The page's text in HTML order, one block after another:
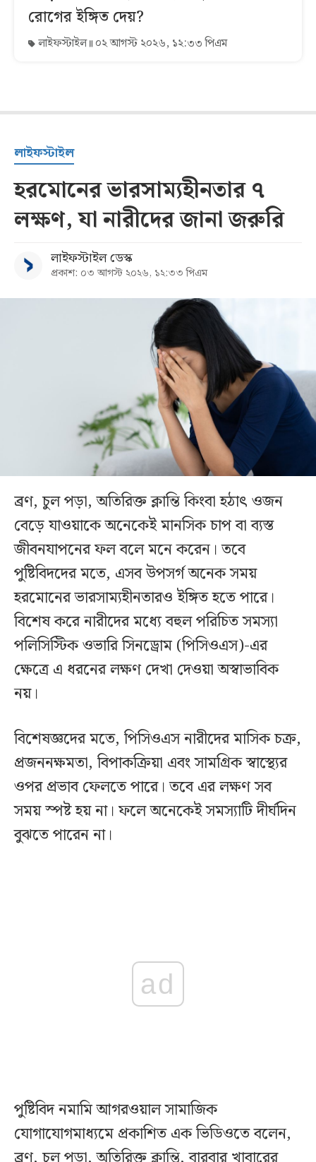
রোগের ইঙ্গিত দেয়?
লাইফস্টাইল ০২ আগস্ট ২০২৬, ১২:৩৩ পিএম
লাইফস্টাইল
হরমোনের ভারসাম্যহীনতার ৭
লক্ষণ, যা নারীদের জানা জরুরি
লাইফস্টাইল ডেস্ক
প্রকাশ: ০৩ আগস্ট ২০২৬, ১২:৩৩ পিএম
ব্রণ, চুল পড়া, অতিরিক্ত ক্লান্তি কিংবা হঠাৎ ওজন
বেড়ে যাওয়াকে অনেকেই মানসিক চাপ বা ব্যস্ত
জীবনযাপনের ফল বলে মনে করেন। তবে
পুষ্টিবিদদের মতে, এসব উপসর্গ অনেক সময়
হরমোনের ভারসাম্যহীনতারও ইঙ্গিত হতে পারে।
বিশেষ করে নারীদের মধ্যে বহুল পরিচিত সমস্যা
পলিসিস্টিক ওভারি সিনড্রোম (পিসিওএস)-এর
ক্ষেত্রে এ ধরনের লক্ষণ দেখা দেওয়া অস্বাভাবিক
নয়।
বিশেষজ্ঞদের মতে, পিসিওএস নারীদের মাসিক চক্র,
প্রজননক্ষমতা, বিপাকক্রিয়া এবং সামগ্রিক স্বাস্থ্যের
ওপর প্রভাব ফেলতে পারে। তবে এর লক্ষণ সব
সময় স্পষ্ট হয় না। ফলে অনেকেই সমস্যাটি দীর্ঘদিন
বুঝতে পারেন না।
ad
পুষ্টিবিদ নমামি আগরওয়াল সামাজিক
যোগাযোগমাধ্যমে প্রকাশিত এক ভিডিওতে বলেন,